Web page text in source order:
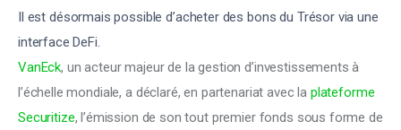
Il est désormais possible d’acheter des bons du Trésor via une
interface DeFi.
VanEck, un acteur majeur de la gestion d’investissements à
l’échelle mondiale, a déclaré, en partenariat avec la plateforme
Securitize, l’émission de son tout premier fonds sous forme de